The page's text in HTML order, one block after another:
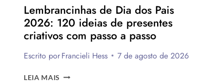
PRESENTEAR
OU
Lembrancinhas de Dia dos Pais
2026: 120 ideias de presentes
criativos com passo a passo
Escrito porFrancieli Hess 7 de agosto de 2026
LEIA MAIS LEMBRANCINHAS